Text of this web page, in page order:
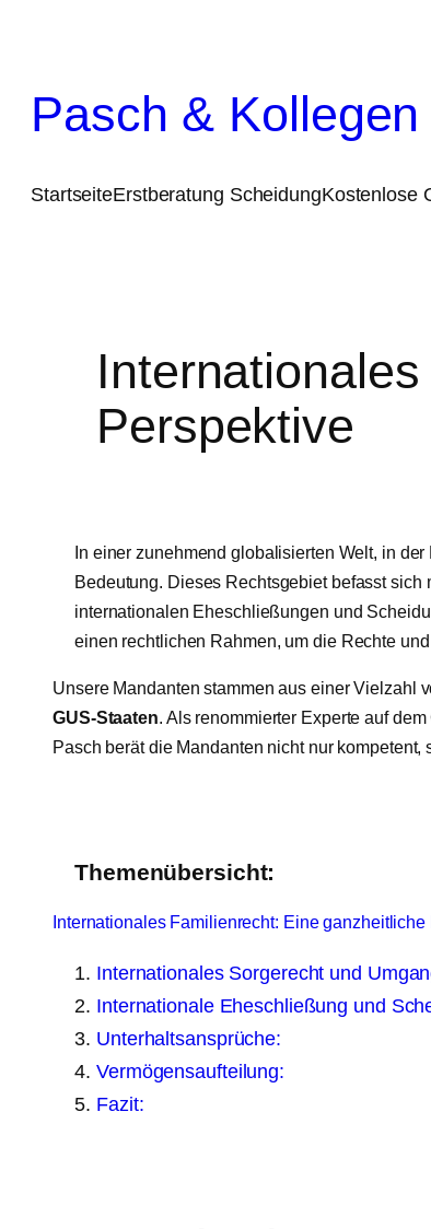
springen
Pasch & Kollegen
StartseiteErstberatung ScheidungKostenlose
Perspektive
In einer zunehmend globalisierten Welt, in
Bedeutung. Dieses Rechtsgebiet befasst
internationalen Eheschließungen und
einen rechtlichen Rahmen, um die Rechte
Unsere Mandanten stammen aus einer Vielzahl
GUS-Staaten. Als renommierter Experte auf
Pasch berät die Mandanten nicht nur
Themenübersicht:
Internationales Familienrecht: Eine ganzheitliche
Internationales Sorgerecht und
Internationale Eheschließung und
Unterhaltsansprüche:
Vermögensaufteilung:
Fazit: